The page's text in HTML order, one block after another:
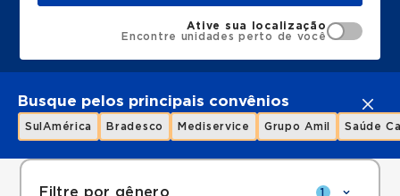
Ative sua localização
Encontre unidades perto de você
Busque pelos principais convênios
SulAmérica Bradesco Mediservice Grupo Amil Saúde
Filtre por gênero 1